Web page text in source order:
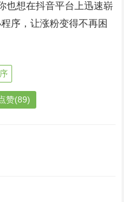
也想在抖音平台上迅速崭
序，让涨粉变得不再困
赞(89)